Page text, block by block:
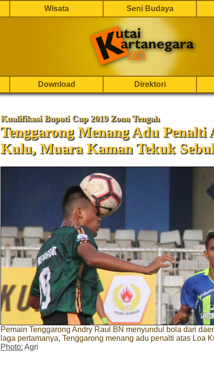
Wisata Seni Budaya
Download Direktori
Kualifikasi Bupati Cup 2019 Zona Tengah
Tenggarong Menang Adu Penalti
Kulu, Muara Kaman Tekuk
Pemain Tenggarong Andry Raul BN menyundul bola dari
laga pertamanya, Tenggarong menang adu penalti atas Loa
Photo: Agri